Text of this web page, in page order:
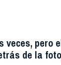
veces, pero
de la